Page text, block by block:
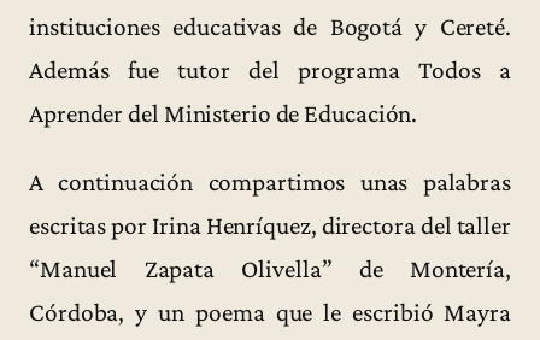
instituciones educativas de Bogotá y Cereté.
Además fue tutor del programa Todos a
Aprender del Ministerio de Educación.
A continuación compartimos unas palabras
escritas por Irina Henríquez, directora del taller
“Manuel Zapata Olivella” de Montería,
Córdoba, y un poema que le escribió Mayra